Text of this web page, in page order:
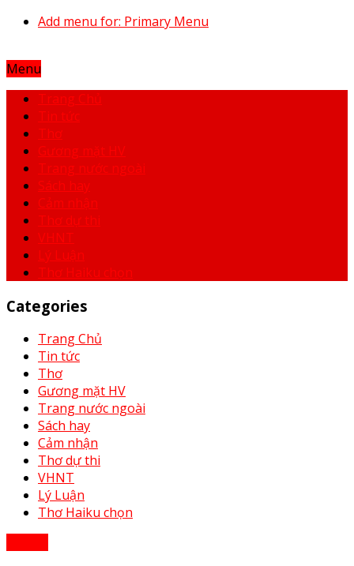
Add menu for: Primary Menu
Menu
Trang Chủ
Tin tức
Thơ
Gương mặt HV
Trang nước ngoài
Sách hay
Cảm nhận
Thơ dự thi
VHNT
Lý Luận
Thơ Haiku chọn
Categories
Trang Chủ
Tin tức
Thơ
Gương mặt HV
Trang nước ngoài
Sách hay
Cảm nhận
Thơ dự thi
VHNT
Lý Luận
Thơ Haiku chọn